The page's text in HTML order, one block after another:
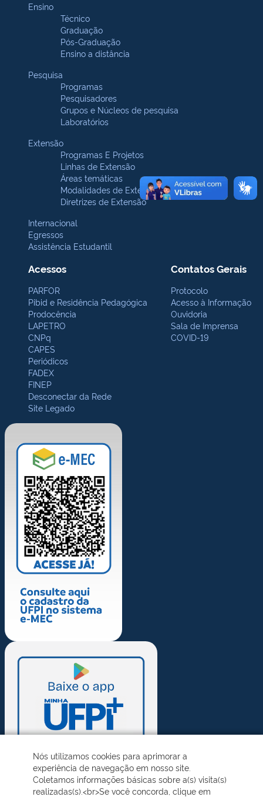
Ensino
Técnico
Graduação
Pós-Graduação
Ensino a distância
Pesquisa
Programas
Pesquisadores
Grupos e Núcleos de pesquisa
Laboratórios
Extensão
Programas E Projetos
Linhas de Extensão
Áreas temáticas
Modalidades de Extensão
Diretrizes de Extensão
Internacional
Egressos
Assistência Estudantil
Acessos
PARFOR
Pibid e Residência Pedagógica
Prodocência
LAPETRO
CNPq
CAPES
Periódicos
FADEX
FINEP
Desconectar da Rede
Site Legado
Contatos Gerais
Protocolo
Acesso à Informação
Ouvidoria
Sala de Imprensa
COVID-19
Nós utilizamos cookies para aprimorar a
experiência de navegação em nosso site.
Coletamos informações básicas sobre a(s) visita(s)
realizadas(s).<br>Se você concorda, clique em